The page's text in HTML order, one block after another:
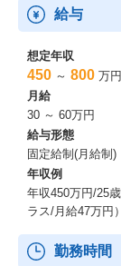
給与
想定年収
450 ～ 800 万円
月給
30 ～ 60万円
給与形態
固定給制(月給制)
年収例
年収450万円/25
ラス/月給47万円）
勤務時間